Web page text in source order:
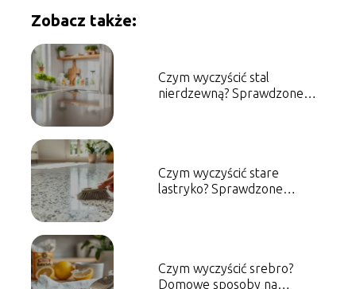
Zobacz także:
Czym wyczyścić stal
nierdzewną? Sprawdzone
Czym wyczyścić stare
lastryko? Sprawdzone
Czym wyczyścić srebro?
Domowe sposoby na